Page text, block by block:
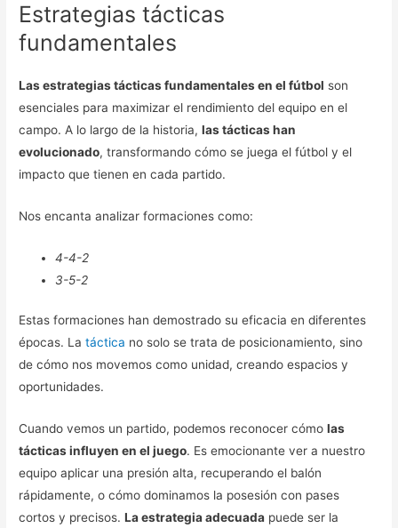
Estrategias tácticas
fundamentales
Las estrategias tácticas fundamentales en el fútbol son
esenciales para maximizar el rendimiento del equipo en el
campo. A lo largo de la historia,las tácticas han
evolucionado, transformando cómo se juega el fútbol y el
impacto que tienen en cada partido.
Nos encanta analizar formaciones como:
4-4-2
3-5-2
Estas formaciones han demostrado su eficacia en diferentes
épocas. Latáctica no solo se trata de posicionamiento, sino
de cómo nos movemos como unidad, creando espacios y
oportunidades.
Cuando vemos un partido, podemos reconocer cómolas
tácticas influyen en el juego. Es emocionante ver a nuestro
equipo aplicar una presión alta, recuperando el balón
rápidamente, o cómo dominamos la posesión con pases
cortos y precisos.La estrategia adecuada puede ser la